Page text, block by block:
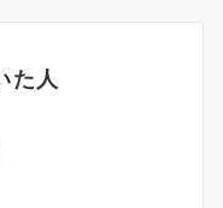
た人